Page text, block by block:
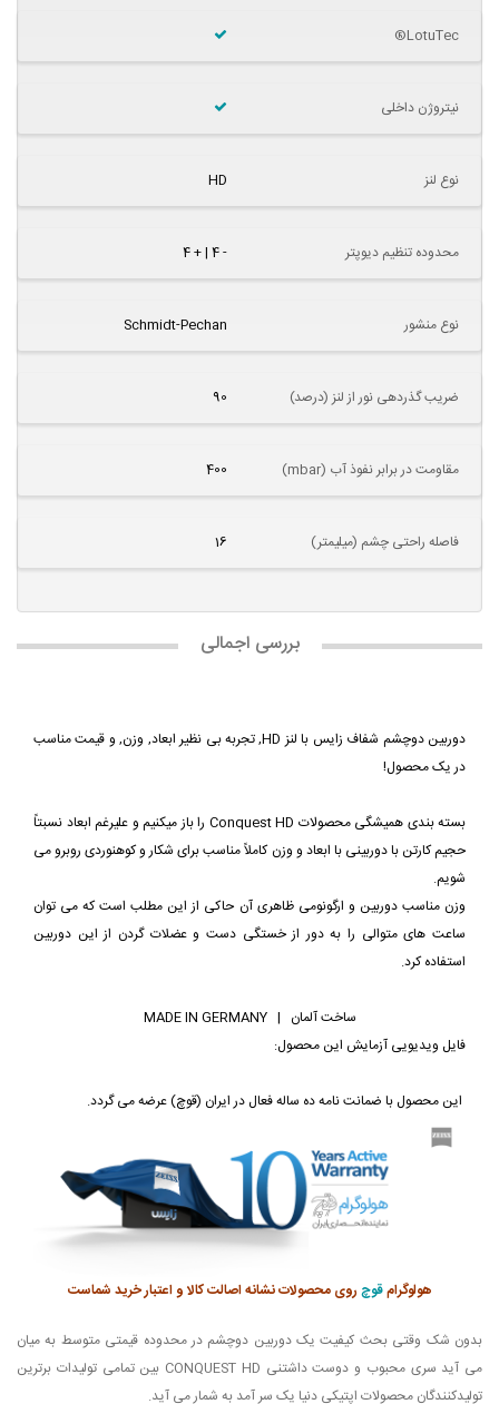
LotuTec®
نیتروژن داخلی
نوع لنز HD
محدوده تنظیم دیوپتر - 4 | + 4
نوع منشور Schmidt-Pechan
ضریب گذردهی نور از لنز (درصد) 90
مقاومت در برابر نفوذ آب (mbar) 400
فاصله راحتی چشم (میلیمتر) 16
بررسی اجمالی
دوربین دوچشم شفاف زایس با لنز HD, تجربه بی نظیر
ابعاد, وزن, و قیمت مناسب
در یک محصول!
بسته بندی همیشگی محصولات Conquest HD را باز میکنیم و علیرغم ابعاد نسبتاً
حجیم کارتن با دوربینی با ابعاد و وزن کاملاً مناسب برای شکار و کوهنوردی روبرو می
شویم.
وزن مناسب دوربین و ارگونومی ظاهری آن حاکی از این مطلب است که می توان
ساعت های متوالی را به دور از خستگی دست و عضلات گردن از این دوربین
استفاده کرد.
ساخت آلمان | MADE IN GERMANY
فایل ویدیویی آزمایش این محصول:
این محصول با ضمانت نامه ده ساله فعال در ایران (قوچ) عرضه می گردد.
هولوگرامقوچ روی محصولات نشانه اصالت کالا و اعتبار خرید شماست
بدون شک وقتی بحث کیفیت یک دوربین دوچشم در محدوده قیمتی متوسط به میان
می آید سری محبوب و دوست داشتنی CONQUEST HD بین تمامی تولیدات برترین
تولیدکنندگان محصولات اپتیکی دنیا یک سر آمد به شمار می آید.